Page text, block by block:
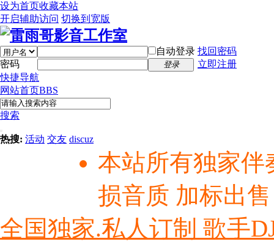
设为首页收藏本站
开启辅助访问 切换到宽版
自动登录 找回密码
密码
登录
立即注册
快捷导航
网站首页BBS
搜索
热搜: 活动 交友 discuz
本站所有独家伴
损音质 加标出
全国独家.私人订制 歌手